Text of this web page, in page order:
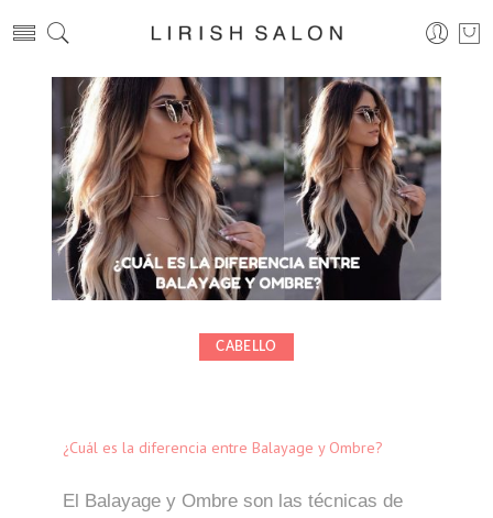
CABELLO
¿Cuál es la diferencia entre Balayage y Ombre?
El Balayage y Ombre son las técnicas de